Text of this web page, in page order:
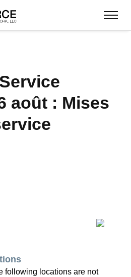
août : Mises
following locations are not